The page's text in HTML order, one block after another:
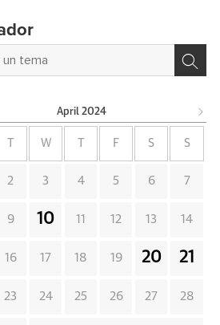
April 2024
W F S S
2 3 4 5 6 7
9 10 11 12 13 14
16 17 18 19 20 21
23 24 25 26 27 28